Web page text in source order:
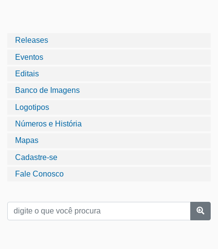
Releases
Eventos
Editais
Banco de Imagens
Logotipos
Números e História
Mapas
Cadastre-se
Fale Conosco